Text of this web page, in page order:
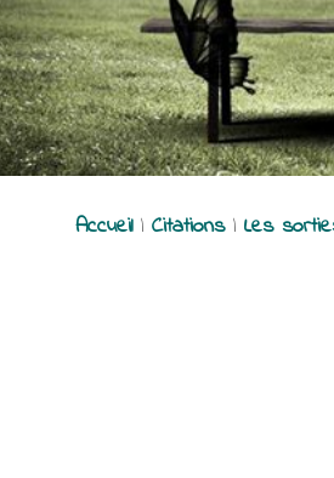
Accueil| Citations| Les